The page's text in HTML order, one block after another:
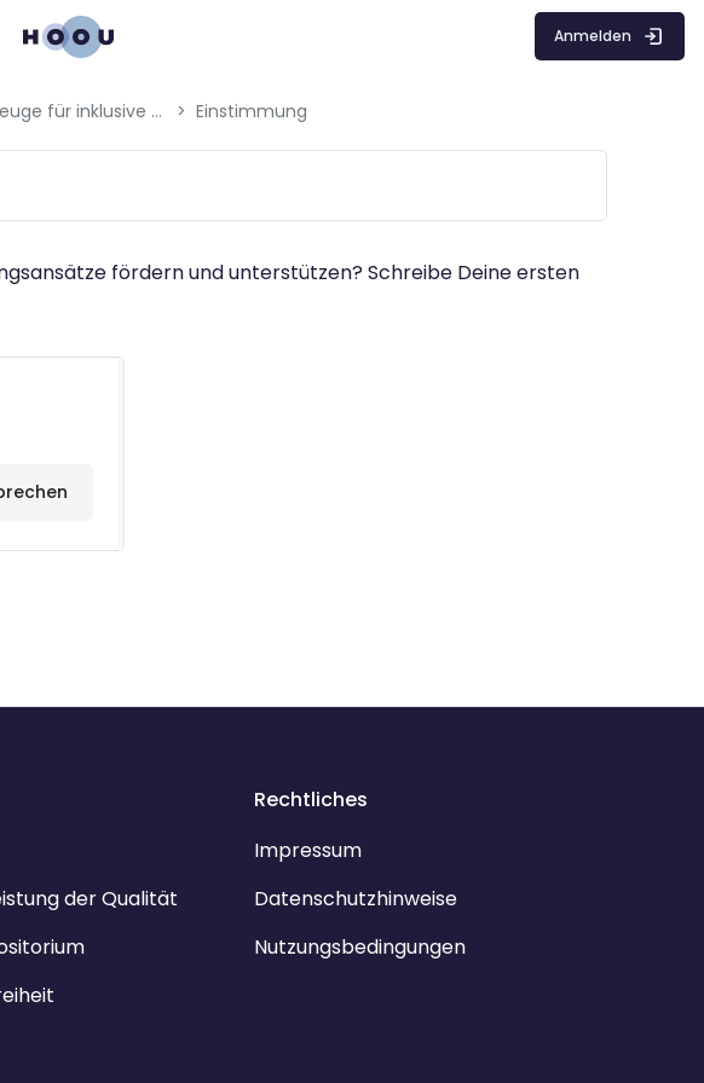
Anmelden
KI-Werkzeuge für inklusive Bildung und Lernerfolg Einstimmung
fördern und unterstützen? Schreibe Deine ersten
der Qualität
Rechtliches
Impressum
Datenschutzhinweise
Nutzungsbedingungen